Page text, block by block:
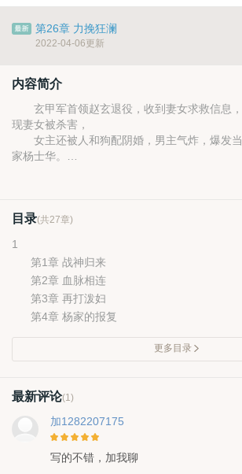
第26章 力挽狂澜
2022-04-06更新
内容简介
玄甲军首领赵玄退役，收到妻女求救信息
现妻女被杀害，
女主还被人和狗配阴婚，男主气炸，爆发当
家杨士华。
男主愧疚以为来晚，发现妻女还有一口气
目录(共27章)
1
第1章 战神归来
第2章 血脉相连
第3章 再打泼妇
第4章 杨家的报复
更多目录
最新评论(1)
加1282207175
写的不错，加我聊